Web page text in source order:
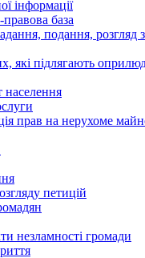
інформації
база
подання, розгляд
які підлягають
населення
прав на нерухоме
петицій
незламності громади